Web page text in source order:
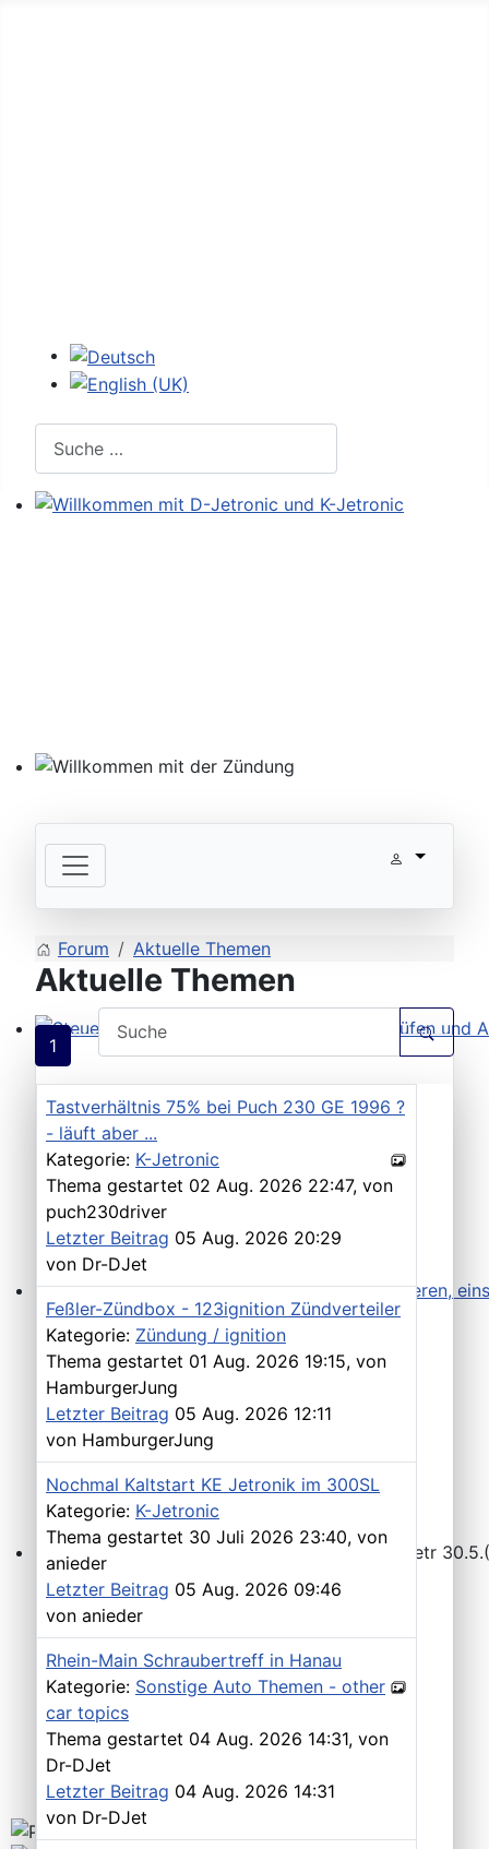
Sprache auswählen
Steuergeräte D-Jetronic & KE-Jetronic: Prüfen und
Saugrohrdruckfühler Typ 1-3: Testen, reparieren,
Workshops D-Jetr 20.6.(ER)/29.8.(F) - KA-Jetr
Forum Aktuelle Themen
Aktuelle Themen
1
Tastverhältnis 75% bei Puch 230 GE 1996 ?
- läuft aber ...
Kategorie: K-Jetronic
Thema gestartet 02 Aug. 2026 22:47, von
puch230driver
Letzter Beitrag 05 Aug. 2026 20:29
von Dr-DJet
Feßler-Zündbox - 123ignition Zündverteiler
Kategorie: Zündung / ignition
Thema gestartet 01 Aug. 2026 19:15, von
HamburgerJung
Letzter Beitrag 05 Aug. 2026 12:11
von HamburgerJung
Nochmal Kaltstart KE Jetronik im 300SL
Kategorie: K-Jetronic
Thema gestartet 30 Juli 2026 23:40, von
anieder
Letzter Beitrag 05 Aug. 2026 09:46
von anieder
Rhein-Main Schraubertreff in Hanau
Kategorie: Sonstige Auto Themen - other
car topics
Thema gestartet 04 Aug. 2026 14:31, von
Dr-DJet
Letzter Beitrag 04 Aug. 2026 14:31
von Dr-DJet